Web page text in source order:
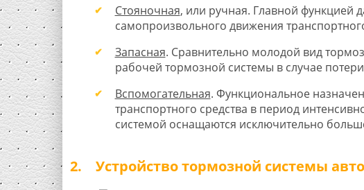
Стояночная, или ручная. Главной функцией
самопроизвольного движения
Запасная. Сравнительно молодой вид
рабочей тормозной системы в случае
Вспомогательная. Функциональное
транспортного средства в период
системой оснащаются исключительно
2. Устройство тормозной системы